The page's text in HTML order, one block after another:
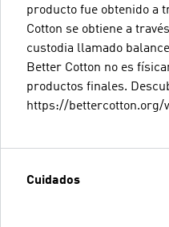
producto fue obtenido a
Cotton se obtiene a
custodia llamado
Better Cotton no es
productos finales.
https://
Cuidados